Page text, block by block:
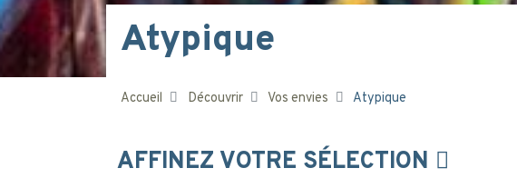
Atypique
Accueil Découvrir Vos envies Atypique
AFFINEZ VOTRE SÉLECTION